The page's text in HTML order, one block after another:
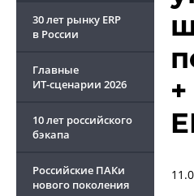
30 лет рынку ERP
в России
Главные
ИТ-сценарии 2026
10 лет российского
бэкапа
Российские ПАКи
нового поколения
+